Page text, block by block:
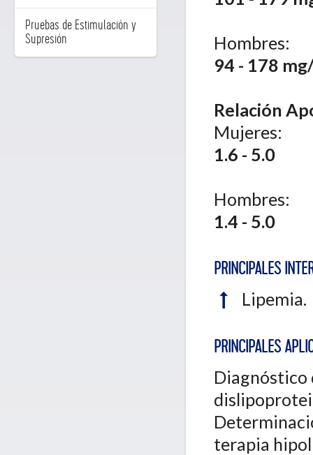
Pruebas de Estimulación y
Supresión
Hombres:
94 - 178
Relación
Mujeres:
1.6 - 5.0
Hombres:
1.4 - 5.0
PRINCIPALES
Lipemia.
PRINCIPALES
Diagnóstico
terapia